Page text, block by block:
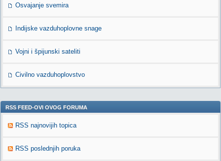
Osvajanje svemira
Indijske vazduhoplovne snage
Vojni i špijunski sateliti
Civilno vazduhoplovstvo
RSS FEED-OVI OVOG FORUMA
RSS najnovijih topica
RSS poslednjih poruka